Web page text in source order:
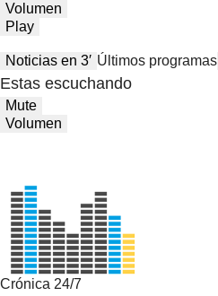
Volumen
Play
Noticias en 3′ Últimos programas
Estas escuchando
Mute
Volumen
Crónica 24/7